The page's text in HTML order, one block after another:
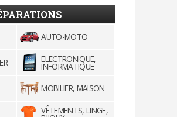
AUTO-MOTO
ELECTRONIQUE,
INFORMATIQUE
MOBILIER, MAISON
VÊTEMENTS, LINGE,